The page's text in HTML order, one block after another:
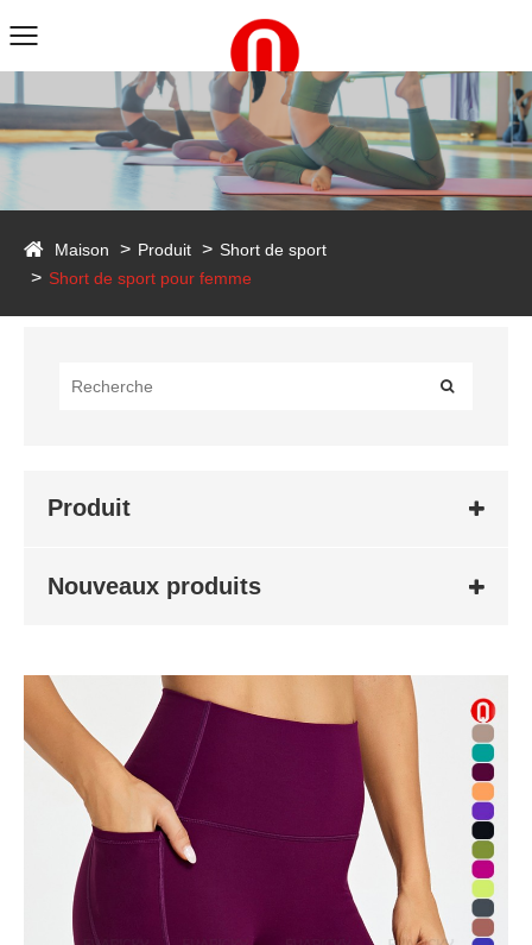
Maison Produit
Short de sport
Short de sport pour femme
Produit
Nouveaux produits